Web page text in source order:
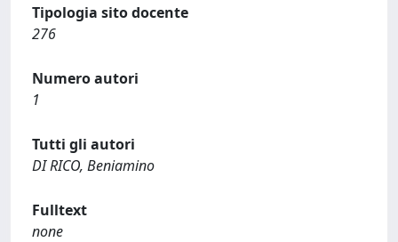
Tipologia sito docente
276
Numero autori
1
Tutti gli autori
DI RICO, Beniamino
Fulltext
none